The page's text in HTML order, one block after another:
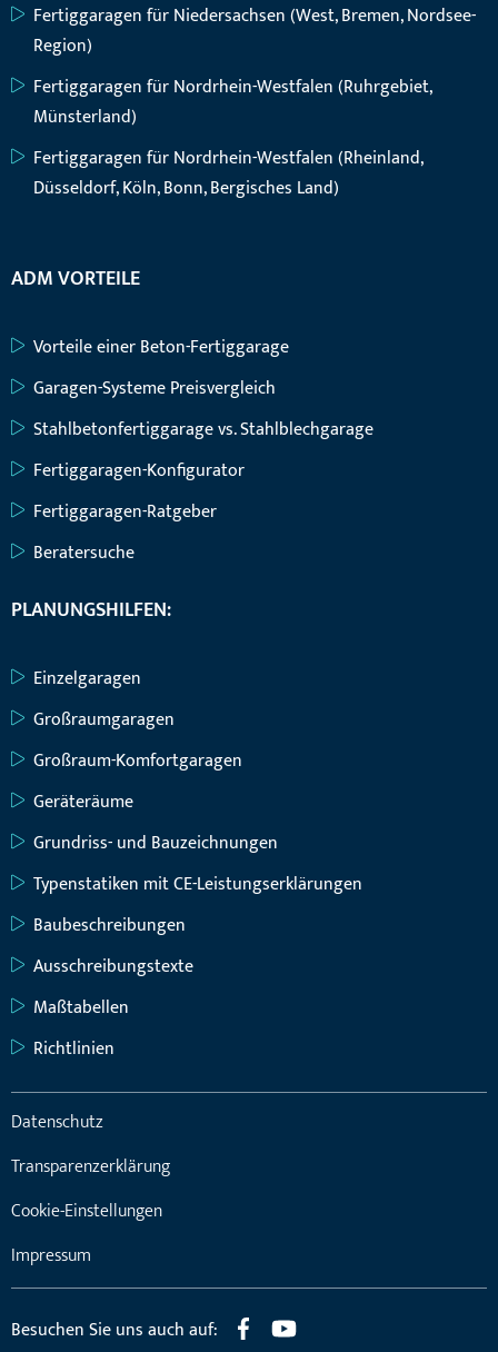
Fertiggaragen für Niedersachsen (West, Bremen, Nordsee-
Region)
Fertiggaragen für Nordrhein-Westfalen (Ruhrgebiet,
Münsterland)
Fertiggaragen für Nordrhein-Westfalen (Rheinland,
Düsseldorf, Köln, Bonn, Bergisches Land)
ADM VORTEILE
Vorteile einer Beton-Fertiggarage
Garagen-Systeme Preisvergleich
Stahlbetonfertiggarage vs. Stahlblechgarage
Fertiggaragen-Konfigurator
Fertiggaragen-Ratgeber
Beratersuche
PLANUNGSHILFEN:
Einzelgaragen
Großraumgaragen
Großraum-Komfortgaragen
Geräteräume
Grundriss- und Bauzeichnungen
Typenstatiken mit CE-Leistungserklärungen
Baubeschreibungen
Ausschreibungstexte
Maßtabellen
Richtlinien
Datenschutz
Transparenzerklärung
Cookie-Einstellungen
Impressum
Besuchen Sie uns auch auf: